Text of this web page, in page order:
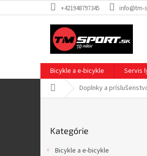
na
+421948797345 info@tm-
Bicykle a e-bicykle Servis
DomovDoplnky a
kategórie
Kategórie
Bicykle a e-bicykle